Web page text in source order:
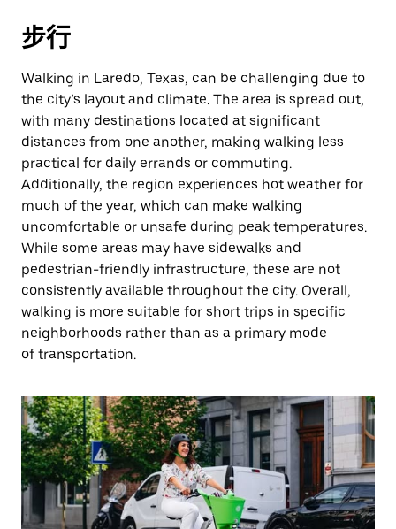
出
可
关
闭
日
历。
步行
Walking in Laredo, Texas, can be challenging due to
the city’s layout and climate. The area is spread out,
with many destinations located at significant
distances from one another, making walking less
practical for daily errands or commuting.
Additionally, the region experiences hot weather for
much of the year, which can make walking
uncomfortable or unsafe during peak temperatures.
While some areas may have sidewalks and
pedestrian-friendly infrastructure, these are not
consistently available throughout the city. Overall,
walking is more suitable for short trips in specific
neighborhoods rather than as a primary mode
of transportation.